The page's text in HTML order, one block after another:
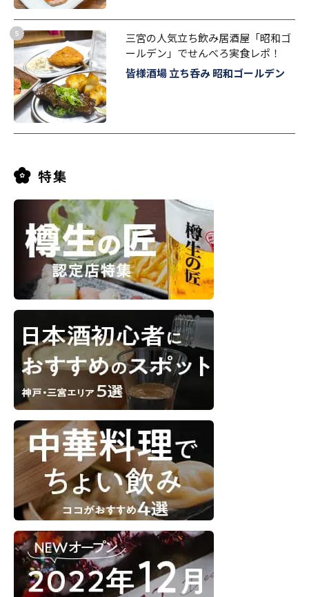
三宮の人気立ち飲み居酒屋「昭和ゴ
ールデン」でせんべろ実食レポ！
皆様酒場 立ち呑み 昭和ゴールデン